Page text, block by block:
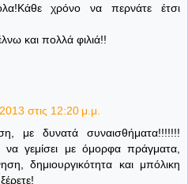
χρόνο να περνάτε έτσι
και πολλά φιλιά!!
στις 12:20 μ.μ.
με δυνατά συναισθήματα!!!!!!!
να γεμίσει με όμορφα πράγματα,
δημιουργικότητα και μπόλικη